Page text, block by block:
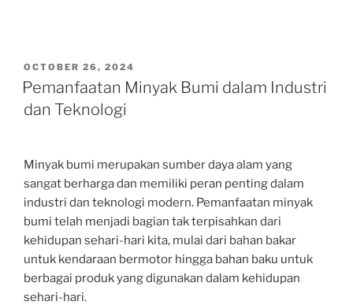
POSTED
ON
OCTOBER 26, 2024
Pemanfaatan Minyak Bumi dalam Industri
dan Teknologi
Minyak bumi merupakan sumber daya alam yang
sangat berharga dan memiliki peran penting dalam
industri dan teknologi modern. Pemanfaatan minyak
bumi telah menjadi bagian tak terpisahkan dari
kehidupan sehari-hari kita, mulai dari bahan bakar
untuk kendaraan bermotor hingga bahan baku untuk
berbagai produk yang digunakan dalam kehidupan
sehari-hari.